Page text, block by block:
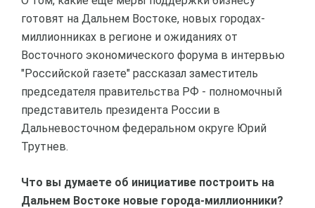
готовят на Дальнем Востоке, новых городах-
миллионниках в регионе и ожиданиях от
Восточного экономического форума в интервью
"Российской газете" рассказал заместитель
председателя правительства РФ - полномочный
представитель президента России в
Дальневосточном федеральном округе Юрий
Трутнев.
Что вы думаете об инициативе построить на
Дальнем Востоке новые города-миллионники?